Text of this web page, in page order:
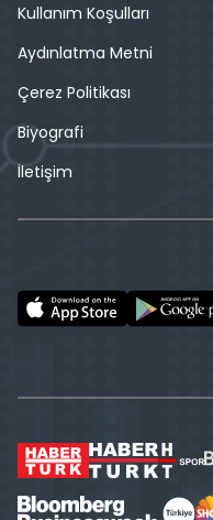
Kullanım Koşulları
Aydınlatma Metni
Çerez Politikası
Biyografi
İletişim